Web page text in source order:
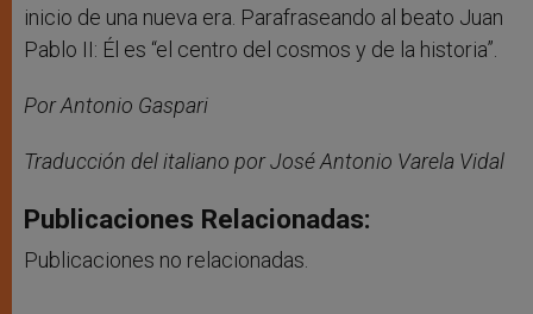
inicio de una nueva era. Parafraseando al beato Juan
Pablo II: Él es “el centro del cosmos y de la historia”.
Por Antonio Gaspari
Traducción del italiano por José Antonio Varela Vidal
Publicaciones Relacionadas:
Publicaciones no relacionadas.